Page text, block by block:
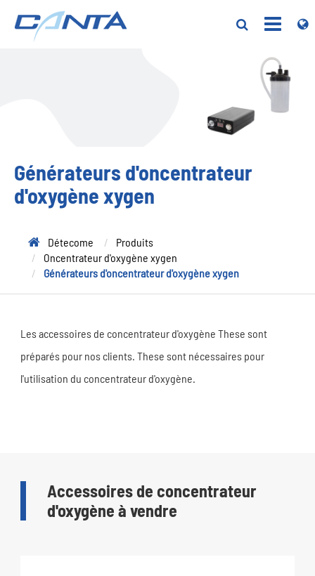
Générateurs d'oncentrateur
d'oxygène xygen
Détecome
Produits
Oncentrateur d'oxygène xygen
Générateurs d'oncentrateur d'oxygène xygen
Les accessoires de concentrateur d'oxygène These sont
préparés pour nos clients. These sont nécessaires pour
l'utilisation du concentrateur d'oxygène.
Accessoires de concentrateur
d'oxygène à vendre